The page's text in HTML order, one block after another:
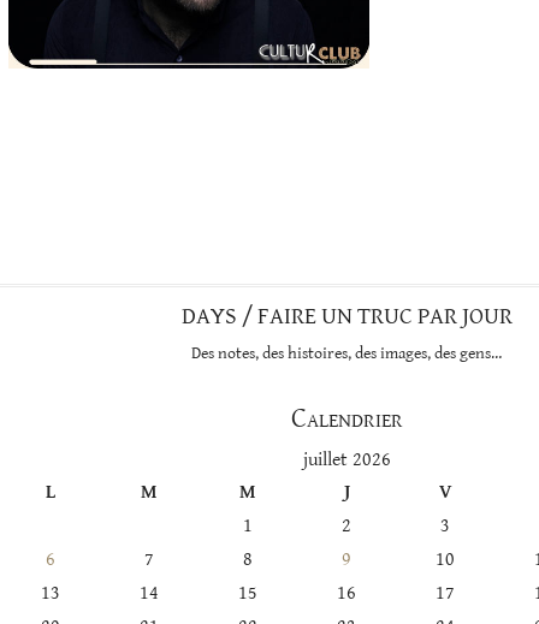
DAYS / FAIRE UN TRUC PAR JOUR
Des notes, des histoires, des images, des gens…
Calendrier
juillet 2026
L
M M J
V
1
2
3
6
7 8 9 10
13
14 15 16 17